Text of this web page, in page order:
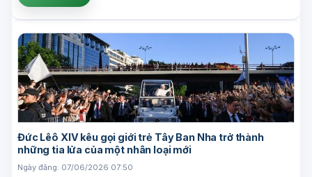
Đức Lêô XIV kêu gọi giới trẻ Tây Ban Nha trở thành
những tia lửa của một nhân loại mới
Ngày đăng: 07/06/2026 07:50